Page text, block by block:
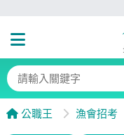
公職王 漁會招考